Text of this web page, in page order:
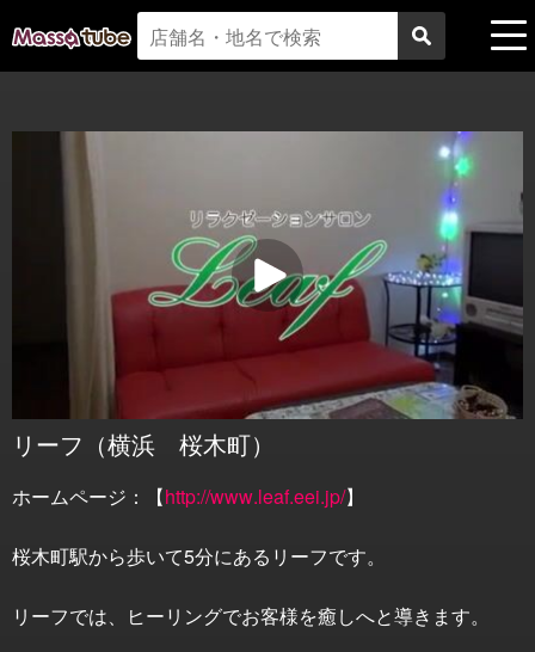
リーフ（横浜 桜木町）
ホームページ：【http://www.leaf.eei.jp/】
桜木町駅から歩いて5分にあるリーフです。
リーフでは、ヒーリングでお客様を癒しへと導きます。